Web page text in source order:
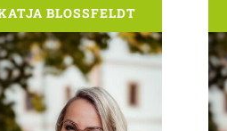
BLOSSFELDT